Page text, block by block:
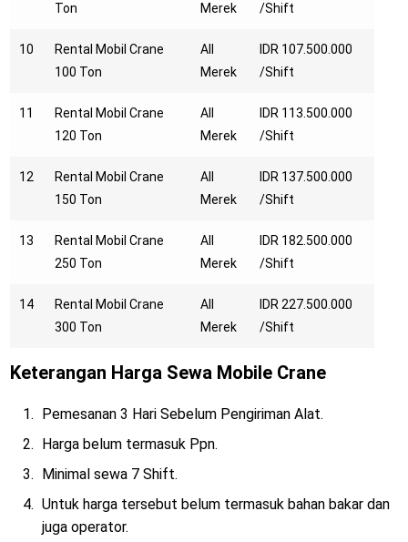
Ton
Merek
/Shift
10
Rental Mobil Crane
100 Ton
All
Merek
IDR 107.500.000
/Shift
11
Rental Mobil Crane
120 Ton
All
Merek
IDR 113.500.000
/Shift
12
Rental Mobil Crane
150 Ton
All
Merek
IDR 137.500.000
/Shift
13
Rental Mobil Crane
250 Ton
All
Merek
IDR 182.500.000
/Shift
14
Rental Mobil Crane
300 Ton
All
Merek
IDR 227.500.000
/Shift
Keterangan Harga Sewa Mobile Crane
Pemesanan 3 Hari Sebelum Pengiriman Alat.
Harga belum termasuk Ppn.
Minimal sewa 7 Shift.
Untuk harga tersebut belum termasuk bahan bakar dan
juga operator.